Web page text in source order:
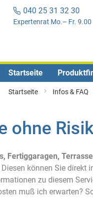
040 25 31 32 30
Expertenrat Mo.– Fr.
Startseite
Startseite Infos & FAQ
ohne
Fertiggaragen,
können Sie
zu diesem
muß ich erwarten?